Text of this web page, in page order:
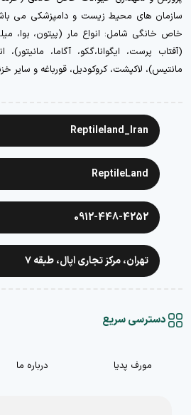
سازمان های محیط زیست و دامپزشکی می
خاص خانگی شامل: انواع مار (پیتون، بوا،
(آفتاب پرست، ایگوانا،گکو، آگاما، مانیتور)،
مانتیس)، لاکپشت، کروکودیل، قورباغه و سایر
Reptileland_Iran
ReptileLand
0912-448-4252
تهران، مرکز تجاری اپال، طبقه ۷
دسترسی سریع
مورف پدیا درباره ما